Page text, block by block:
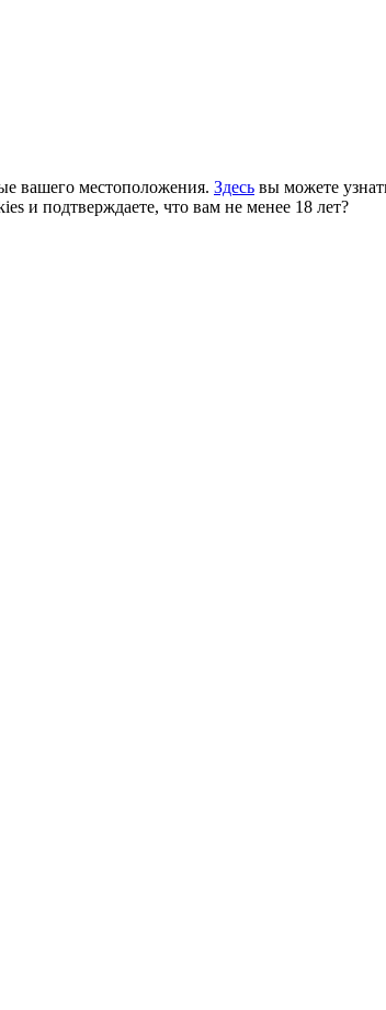
вашего местоположения. Здесь вы можете
и подтверждаете, что вам не менее 18 лет?